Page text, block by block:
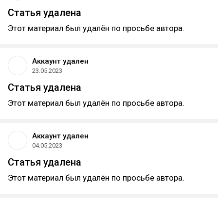
Статья удалена
Этот материал был удалён по просьбе автора.
Аккаунт удален
23.05.2023
Статья удалена
Этот материал был удалён по просьбе автора.
Аккаунт удален
04.05.2023
Статья удалена
Этот материал был удалён по просьбе автора.